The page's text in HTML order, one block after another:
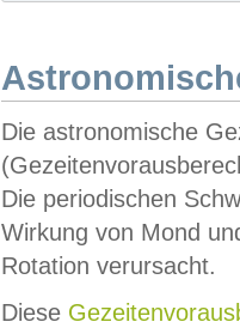
Die astronomische
Die periodischen
Wirkung von Mond
Rotation verursacht.
Diese